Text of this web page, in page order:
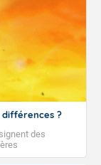
différences ?
des
de chaleur qui